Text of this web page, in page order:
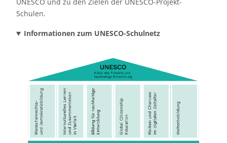
UNESCO und zu den Zielen der UNESCO-Projekt-
Schulen.
Informationen zum UNESCO-Schulnetz